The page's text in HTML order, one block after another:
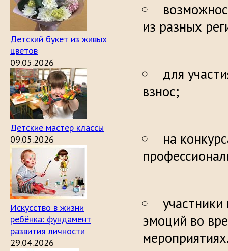
Детский букет из живых
цветов
09.05.2026
Детские мастер классы
09.05.2026
Искусство в жизни
ребёнка: фундамент
развития личности
29.04.2026
из разных
для
взнос;
на
эмоций во